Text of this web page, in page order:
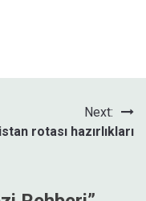
Next:
rotası hazırlıkları